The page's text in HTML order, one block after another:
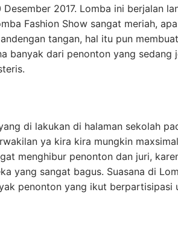
2017. Lomba ini berjalan
Fashion Show sangat meriah,
tangan, hal itu pun
banyak dari penonton yang sedang
di lakukan di halaman sekolah
ya kira kira mungkin
menghibur penonton dan juri,
yang sangat bagus. Suasana di
penonton yang ikut berpartisipasi